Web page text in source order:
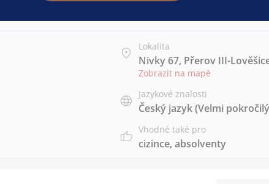
Lokalita
Nivky 67, Přerov III-
Zobrazit na mapě
Jazykové znalosti
Český jazyk(Velmi
Vhodné také pro
cizince, absolventy